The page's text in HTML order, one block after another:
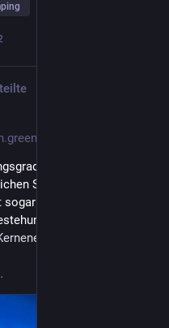
teilte
der
Solarzellen 35,5 %
liegt die